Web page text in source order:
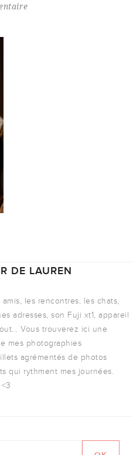
DE LAUREN
les rencontres, les chats,
adresses, son Fuji xt1, appareil
Vous trouverez ici une
mes photographies
agrémentés de photos
qui rythment mes journées.